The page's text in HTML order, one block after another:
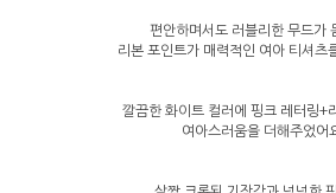
편안하며서도 러블리한 무드가
리본 포인트가 매력적인 여아 티셔츠
깔끔한 화이트 컬러에 핑크 레터링+
여아스러움을 더해주었어